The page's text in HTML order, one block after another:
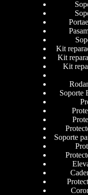
Kit
Kit
Kit
Soporte
Soporte